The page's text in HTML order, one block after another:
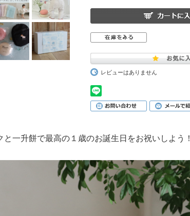
レビューはありません
と一升餅で最高の１歳のお誕生日をお祝いしよう！